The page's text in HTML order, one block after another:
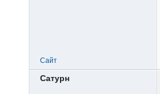
Сайт
Сатурн